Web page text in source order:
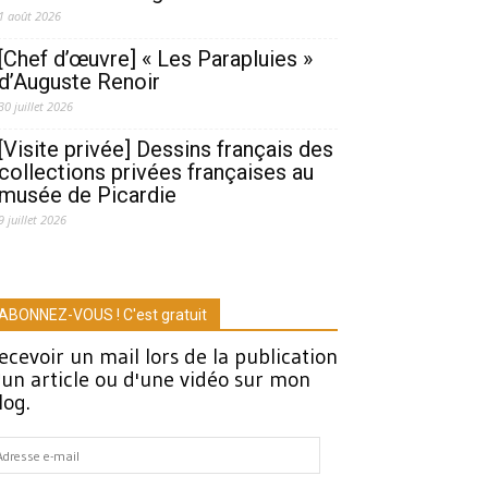
1 août 2026
[Chef d’œuvre] « Les Parapluies »
d’Auguste Renoir
juillet 2026
[Visite privée] Dessins français des
collections privées françaises au
musée de Picardie
juillet 2026
VOUS ! C'est gratuit
un mail lors de la publication
article ou d'une vidéo sur mon